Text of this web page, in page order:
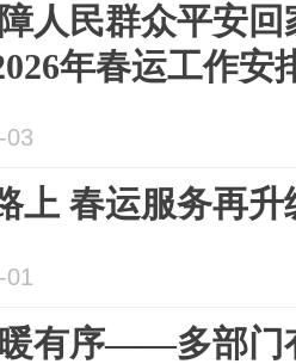
人民群众平安
年春运工作安
03
上 春运服务再升
01
有序——多部门